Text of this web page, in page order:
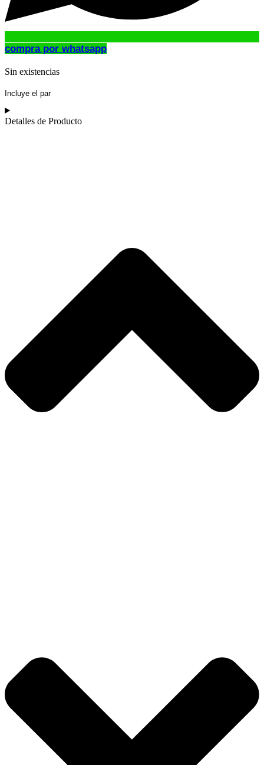
compra por whatsapp
Sin existencias
Incluye el par
Detalles de Producto